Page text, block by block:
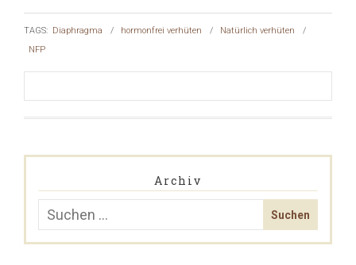
TAGS: Diaphragma / hormonfrei verhüten / Natürlich verhüten
/
NFP
Archiv